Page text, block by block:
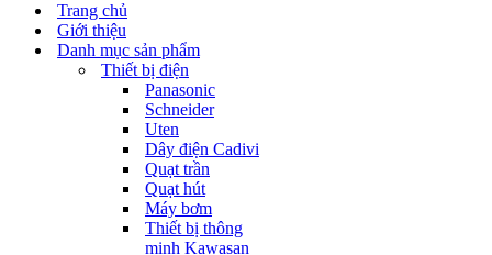
Trang chủ
Giới thiệu
Danh mục sản phẩm
Thiết bị điện
Panasonic
Schneider
Uten
Dây điện Cadivi
Quạt trần
Quạt hút
Máy bơm
Thiết bị thông
minh Kawasan